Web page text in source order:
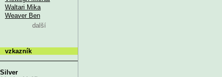
Waltari Mika
Weaver Ben
další
vzkazník
Silver